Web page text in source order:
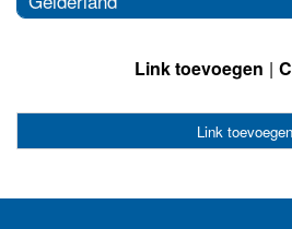
Link toevoegen
Link toevoegen